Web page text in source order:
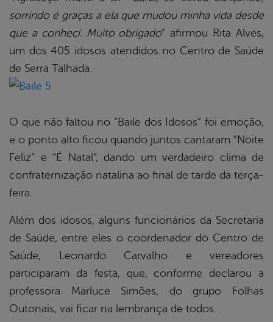
sorrindo é graças a ela que mudou minha vida desde
que a conheci. Muito obrigado” afirmou Rita Alves,
um dos 405 idosos atendidos no Centro de Saúde
de Serra Talhada.
O que não faltou no “Baile dos Idosos” foi emoção,
e o ponto alto ficou quando juntos cantaram “Noite
Feliz” e “É Natal”, dando um verdadeiro clima de
confraternização natalina ao final de tarde da terça-
feira.
Além dos idosos, alguns funcionários da Secretaria
de Saúde, entre eles o coordenador do Centro de
Saúde, Leonardo Carvalho e vereadores
participaram da festa, que, conforme declarou a
professora Marluce Simões, do grupo Folhas
Outonais, vai ficar na lembrança de todos.